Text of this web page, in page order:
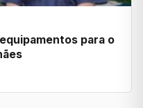
para o